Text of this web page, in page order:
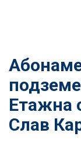
Етажна
Слав